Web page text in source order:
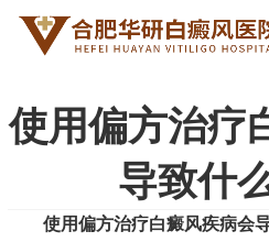
医院新闻 |
使用偏方治疗
导致什
使用偏方治疗白癜风疾病会